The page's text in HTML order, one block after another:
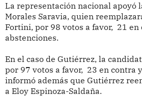
La representación nacional apoyó
Morales Saravia, quien
Fortini, por 98 votos a favor, 21 en
abstenciones.
En el caso de Gutiérrez, la
por 97 votos a favor, 23 en contra
informó además que Gutiérrez
a Eloy Espinoza-Saldaña.